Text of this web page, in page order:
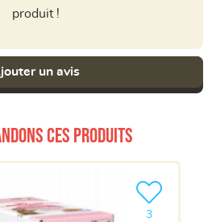
produit !
un avis
ces produits
3
Ajouter le